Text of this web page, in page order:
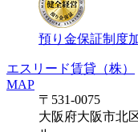
預り金保証制度
エスリード賃貸（株）
MAP
〒531-0075
大阪府大阪市北